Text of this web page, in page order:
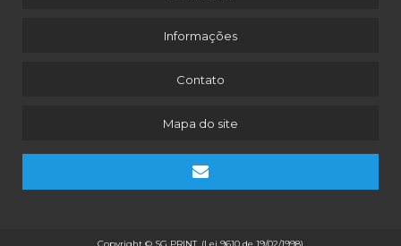
TAGS E ETIQUETAS PERSONALIZADAS
ETIQUETA PARA EMBALAGEM DE DOCES
CORTE LASER
Informações
Contato
Mapa do site
Copyright © SG PRINT. (Lei 9610 de 19/02/1998)